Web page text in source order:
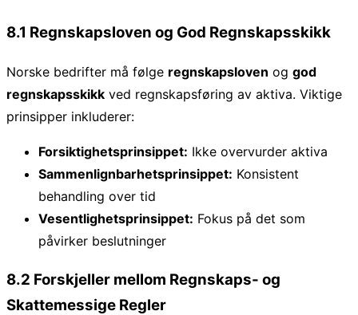
8.1 Regnskapsloven og God Regnskapsskikk
Norske bedrifter må følge regnskapsloven og god
regnskapsskikk ved regnskapsføring av aktiva. Viktige
prinsipper inkluderer:
Forsiktighetsprinsippet: Ikke overvurder aktiva
Sammenlignbarhetsprinsippet: Konsistent
behandling over tid
Vesentlighetsprinsippet: Fokus på det som
påvirker beslutninger
8.2 Forskjeller mellom Regnskaps- og
Skattemessige Regler